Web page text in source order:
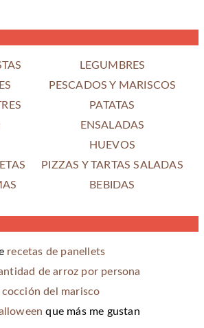
LEGUMBRES
PESCADOS Y MARISCOS
PATATAS
ENSALADAS
HUEVOS
PIZZAS Y TARTAS SALADAS
BEBIDAS
recetas de panellets
de arroz por persona
cocción del marisco
que más me gustan